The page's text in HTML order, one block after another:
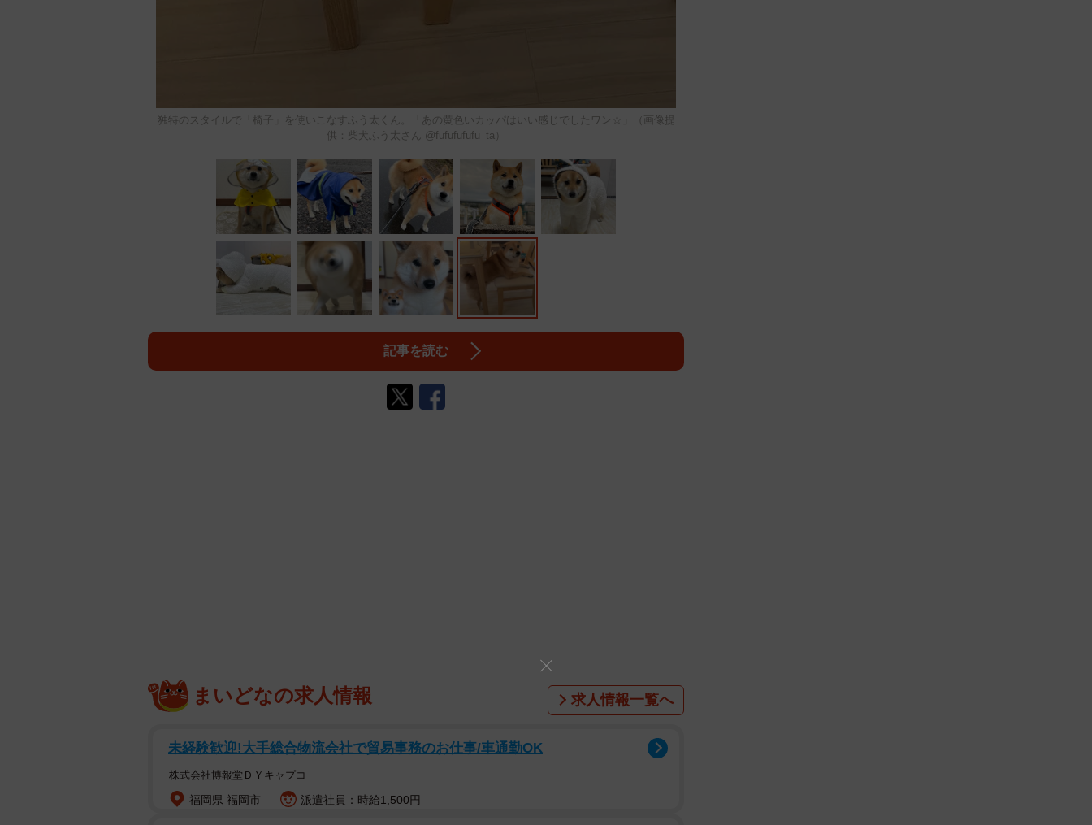
独特のスタイルで「椅子」を使いこなすふう太くん。「あの黄色いカッパはいい感じでしたワン☆」（画像提
供：柴犬ふう太さん @fufufufufu_ta）
記事を読む
まいどなの求人情報 求人情報一覧へ
未経験歓迎!大手総合物流会社で貿易事務のお仕事/車通勤OK
株式会社博報堂ＤＹキャプコ
福岡県 福岡市 派遣社員：時給1,500円